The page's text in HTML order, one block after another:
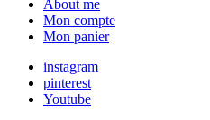
About me
Mon compte
Mon panier
instagram
pinterest
Youtube